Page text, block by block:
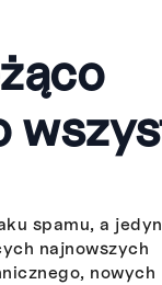
spamu, a
najnowszych
nowych